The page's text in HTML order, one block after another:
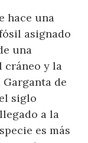
hace una
asignado
una
cráneo y la
de
siglo
a la
es más